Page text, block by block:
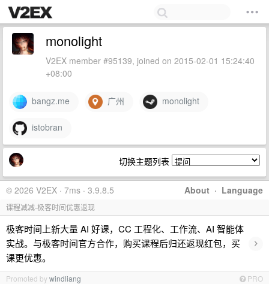
monolight
V2EX member #95139, joined on 2015-02-01 15:24:40
+08:00
bangz.me 广州 monolight
istobran
切换主题列表
About · Language
© 2026 V2EX · 7ms · 3.9.8.5
课程减减-极客时间优惠返现
极客时间上新大量 AI 好课，CC 工程化、工作流、AI 智能体
实战。与极客时间官方合作，购买课程后归还返现红包，买
课更优惠。
›
Promoted bywindliang PRO